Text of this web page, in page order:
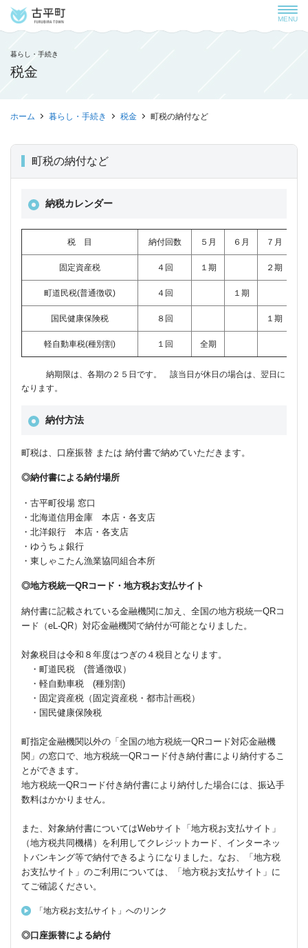
MENU
暮らし・手続き
税金
ホーム 暮らし・手続き 税金 町税の納付など
町税の納付など
納税カレンダー
税 目 納付回数 ５月 ６月 ７月
固定資産税 ４回 １期 ２期
町道民税(普通徴収) ４回 １期
国民健康保険税 ８回 １期
軽自動車税(種別割) １回 全期
納期限は、各期の２５日です。 該当日が休日の場合は、翌日に
なります。
納付方法
町税は、口座振替 または 納付書で納めていただきます。
◎納付書による納付場所
・古平町役場 窓口
・北海道信用金庫 本店・各支店
・北洋銀行 本店・各支店
・ゆうちょ銀行
・東しゃこたん漁業協同組合本所
◎地方税統一QRコード・地方税お支払サイト
納付書に記載されている金融機関に加え、全国の地方税統一QRコ
ード（eL-QR）対応金融機関で納付が可能となりました。
対象税目は令和８年度はつぎの４税目となります。
・町道民税 (普通徴収）
・軽自動車税 (種別割)
・固定資産税（固定資産税・都市計画税）
・国民健康保険税
町指定金融機関以外の「全国の地方税統一QRコード対応金融機
関」の窓口で、地方税統一QRコード付き納付書により納付するこ
とができます。
地方税統一QRコード付き納付書により納付した場合には、振込手
数料はかかりません。
また、対象納付書についてはWebサイト「地方税お支払サイト」
（地方税共同機構）を利用してクレジットカード、インターネッ
トバンキング等で納付できるようになりました。なお、「地方税
お支払サイト」のご利用については、「地方税お支払サイト」に
てご確認ください。
「地方税お支払サイト」へのリンク
◎口座振替による納付